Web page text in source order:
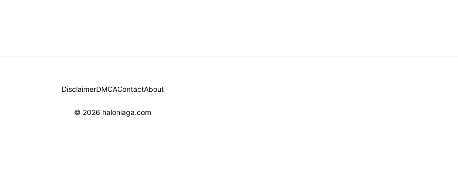
DisclaimerDMCAContactAbout
© 2026 haloniaga.com